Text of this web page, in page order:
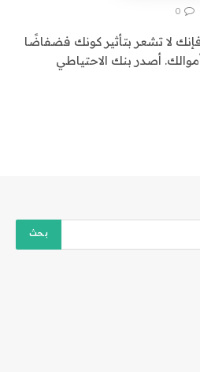
0
لا تشعر بتأثير كونك فضفاضًا
أصدر بنك الاحتياطي